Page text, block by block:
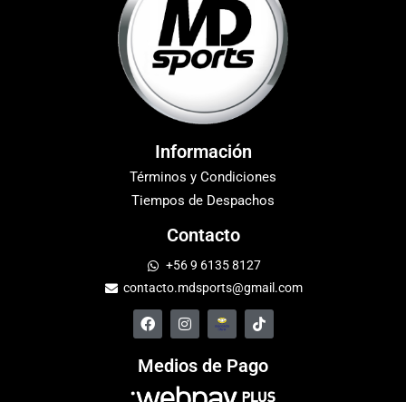
Información
Términos y Condiciones
Tiempos de Despachos
Contacto
+56 9 6135 8127
contacto.mdsports@gmail.com
Medios de Pago